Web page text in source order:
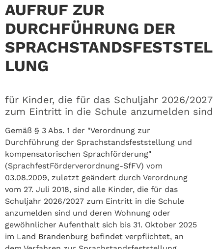
AUFRUF ZUR
DURCHFÜHRUNG DER
SPRACHSTANDSFESTSTEL
LUNG
für Kinder, die für das Schuljahr 2026/2027
zum Eintritt in die Schule anzumelden sind
Gemäß § 3 Abs. 1 der "Verordnung zur
Durchführung der Sprachstandsfeststellung und
kompensatorischen Sprachförderung"
(SprachfestFörderverordnung-SfFV) vom
03.08.2009, zuletzt geändert durch Verordnung
vom 27. Juli 2018, sind alle Kinder, die für das
Schuljahr 2026/2027 zum Eintritt in die Schule
anzumelden sind und deren Wohnung oder
gewöhnlicher Aufenthalt sich bis 31. Oktober 2025
im Land Brandenburg befindet verpflichtet, an